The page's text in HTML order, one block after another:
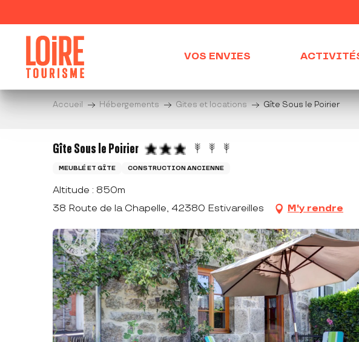
au
contenu
VOS ENVIES
Accueil Hébergements Gites et locations Gîte Sous le Poirier
Gîte Sous le Poirier
MEUBLÉ ET GÎTE CONSTRUCTION ANCIENNE
Altitude : 850m
38 Route de la Chapelle, 42380 Estivareilles
M'y rendre